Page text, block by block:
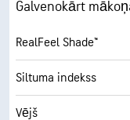
Galvenokārt
RealFeel Shade™
Siltuma indekss
Vējš